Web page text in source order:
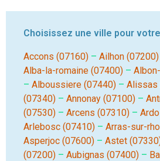
Choisissez une ville pour
Accons (07160) – Ailhon (07200)
Alba-la-romaine (07400) –
– Alboussiere (07440) – Alissas
(07340) – Annonay (07100) –
(07530) – Arcens (07310) –
Arlebosc (07410) – Arras-sur-
Asperjoc (07600) – Astet
(07200) – Aubignas (07400) –